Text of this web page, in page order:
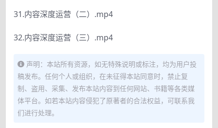
31.内容深度运营（二）.mp4
32.内容深度运营（三）.mp4
声明：本站所有资源，如无特殊说明或标注，均为用户投
稿发布。任何个人或组织，在未征得本站同意时，禁止复
制、盗用、采集、发布本站内容到任何网站、书籍等各类媒
体平台。如若本站内容侵犯了原著者的合法权益，可联系我
们进行处理。